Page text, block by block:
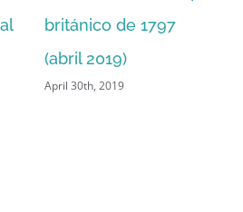
Urbano
February 5th, 2020